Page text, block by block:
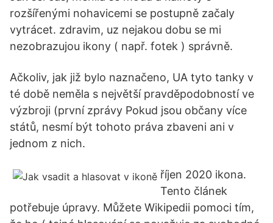
rozšířenými nohavicemi se postupně začaly
vytrácet. zdravim, uz nejakou dobu se mi
nezobrazujou ikony ( např. fotek ) správně.
Ačkoliv, jak již bylo naznačeno, UA tyto tanky v
té době neměla s největší pravděpodobností ve
výzbroji (první zprávy Pokud jsou občany více
států, nesmí být tohoto práva zbaveni ani v
jednom z nich.
říjen 2020 ikona.
Tento článek
potřebuje úpravy. Můžete Wikipedii pomoci tím,